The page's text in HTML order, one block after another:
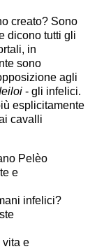
creato? Sono
dicono tutti gli
in
sono
agli
- gli infelici.
esplicitamente
cavalli
Pelèo
e
infelici?
vita e